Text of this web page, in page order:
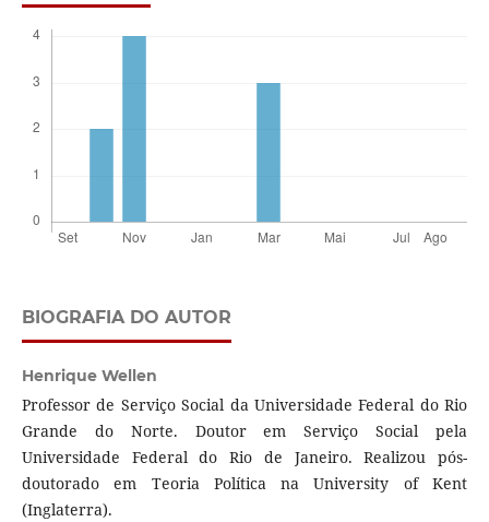
BIOGRAFIA DO AUTOR
Henrique Wellen
Professor de Serviço Social da Universidade Federal do Rio
Grande do Norte. Doutor em Serviço Social pela
Universidade Federal do Rio de Janeiro. Realizou pós-
doutorado em Teoria Política na University of Kent
(Inglaterra).